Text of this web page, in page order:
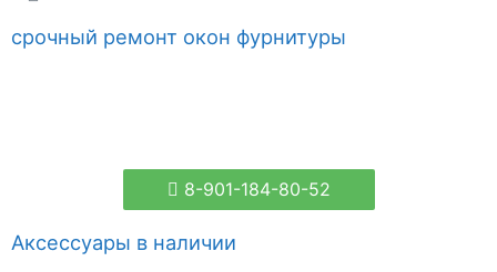
Аксессуары в наличии
срочный ремонт окон фурнитуры
8-901-184-80-52